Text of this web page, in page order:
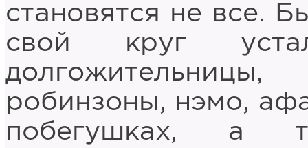
становятся не все.
свой круг
робинзоны, нэмо,
побегушках, а